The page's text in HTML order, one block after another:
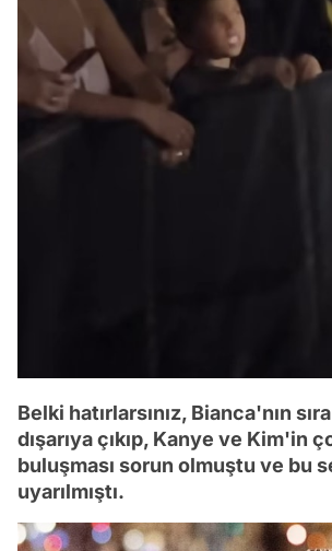
Belki hatırlarsınız, Bianca'nın
dışarıya çıkıp, Kanye ve Kim'in
buluşması sorun olmuştu ve bu
uyarılmıştı.